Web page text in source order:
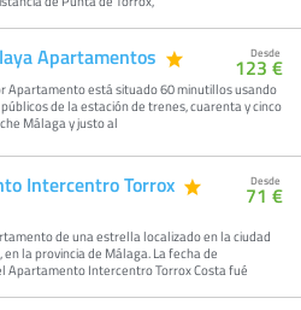
Apartamentos
Apartamento está situado 60 minutillos usando
de la estación de trenes, cuarenta y cinco
Málaga y justo al
Desde
123 €
Intercentro Torrox
de una estrella localizado en la ciudad
en la provincia de Málaga. La fecha de
Apartamento Intercentro Torrox Costa fué
Desde
71 €